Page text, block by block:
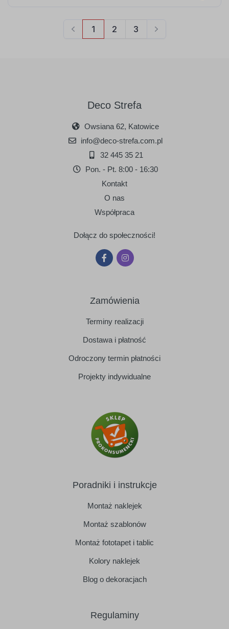
Deco Strefa
Owsiana 62, Katowice
info@deco-strefa.com.pl
32 445 35 21
Pon. - Pt. 8:00 - 16:30
Kontakt
O nas
Współpraca
Dołącz do społeczności!
Zamówienia
Terminy realizacji
Dostawa i płatność
Odroczony termin płatności
Projekty indywidualne
Poradniki i instrukcje
Montaż naklejek
Montaż szablonów
Montaż fototapet i tablic
Kolory naklejek
Blog o dekoracjach
Regulaminy